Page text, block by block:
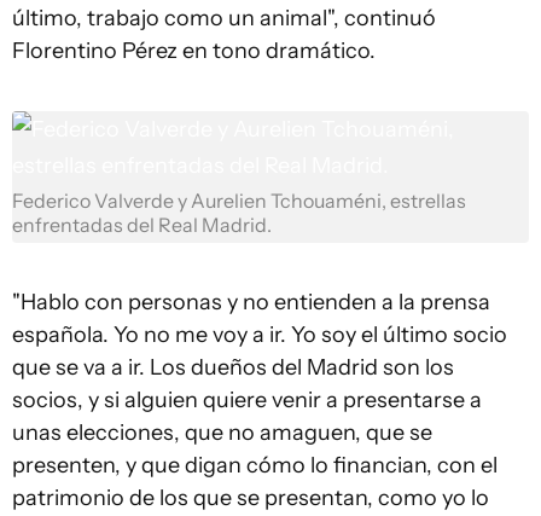
último, trabajo como un animal", continuó
Florentino Pérez en tono dramático.
Federico Valverde y Aurelien Tchouaméni, estrellas
enfrentadas del Real Madrid.
"Hablo con personas y no entienden a la prensa
española. Yo no me voy a ir. Yo soy el último socio
que se va a ir. Los dueños del Madrid son los
socios, y si alguien quiere venir a presentarse a
unas elecciones, que no amaguen, que se
presenten, y que digan cómo lo financian, con el
patrimonio de los que se presentan, como yo lo